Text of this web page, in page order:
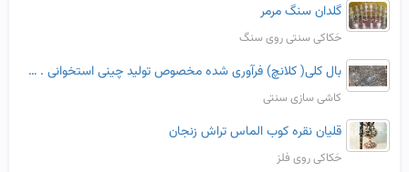
گلدان سنگ مرمر
حَکاکی سنتی روی سنگ
بال کلی( کلانچ) فرآوری شده مخصوص تولید چینی استخوانی . سفید پخت. پلاستیسیته بالا
کاشی سازی سنتی
قلیان نقره کوب الماس تراش زنجان
حَکاکی روی فلز